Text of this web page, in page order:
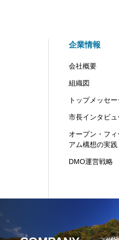
企業情報
会社概要
組織図
トップメッセー
市長インタビュ
オープン・フ
アム構想の実践
DMO運営戦略